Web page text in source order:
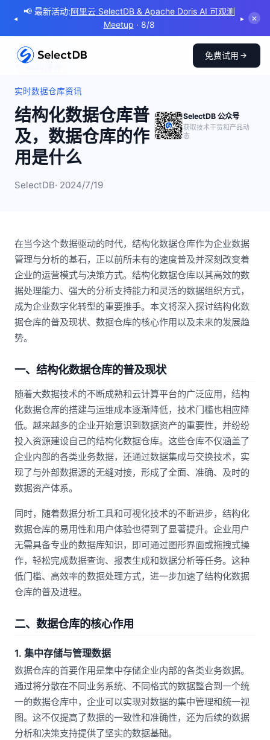
◂
📢 最新活动:阿里云 SelectDB & Apache Doris AI 可观测
Meetup · 8/8
▸ ✕
免费试用
← 返回博客
实时数据仓库资讯
结构化数据仓库普
及，数据仓库的作
用是什么
SelectDB· 2024/7/19
SelectDB 公众号
获取技术干货和产品动
态
在当今这个数据驱动的时代，结构化数据仓库作为企业数据
管理与分析的基石，正以前所未有的速度普及并深刻改变着
企业的运营模式与决策方式。结构化数据仓库以其高效的数
据处理能力、强大的分析支持能力和灵活的数据组织方式，
成为企业数字化转型的重要推手。本文将深入探讨结构化数
据仓库的普及现状、数据仓库的核心作用以及未来的发展趋
势。
一、结构化数据仓库的普及现状
随着大数据技术的不断成熟和云计算平台的广泛应用，结构
化数据仓库的搭建与运维成本逐渐降低，技术门槛也相应降
低。越来越多的企业开始意识到数据资产的重要性，并纷纷
投入资源建设自己的结构化数据仓库。这些仓库不仅涵盖了
企业内部的各类业务数据，还通过数据集成与交换技术，实
现了与外部数据源的无缝对接，形成了全面、准确、及时的
数据资产体系。
同时，随着数据分析工具和可视化技术的不断进步，结构化
数据仓库的易用性和用户体验也得到了显著提升。企业用户
无需具备专业的数据库知识，即可通过图形界面或拖拽式操
作，轻松完成数据查询、报表生成和数据分析等任务。这种
低门槛、高效率的数据处理方式，进一步加速了结构化数据
仓库的普及进程。
二、数据仓库的核心作用
1. 集中存储与管理数据
数据仓库的首要作用是集中存储企业内部的各类业务数据。
通过将分散在不同业务系统、不同格式的数据整合到一个统
一的数据仓库中，企业可以实现对数据的集中管理和统一视
图。这不仅提高了数据的一致性和准确性，还为后续的数据
分析和决策支持提供了坚实的数据基础。